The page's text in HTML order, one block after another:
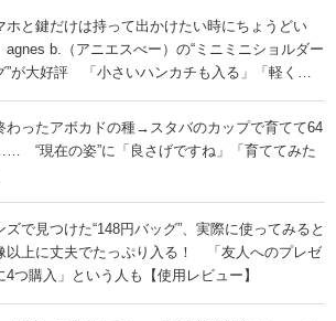
ホと鍵だけは持って出かけたい時にちょうどい
b.（アニエスべー）の“ミニミニショルダー
”が大好評 「小さいハンカチも入る」「軽くて
わったアボカドの種→スタバのカップで育てて64
“現在の姿”に「良さげですね」「育ててみた
ズで見つけた“148円バッグ”、実際に使ってみると
以上に丈夫でたっぷり入る！ 「友人へのプレゼ
4つ購入」という人も【使用レビュー】